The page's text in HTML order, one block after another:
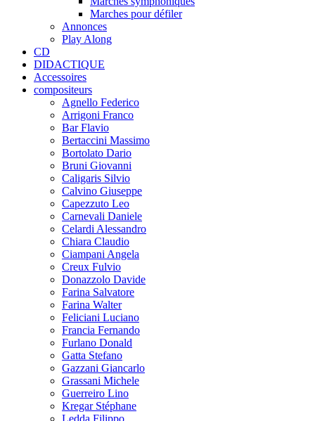
Marches pour défiler
Annonces
Play Along
CD
DIDACTIQUE
Accessoires
compositeurs
Agnello Federico
Arrigoni Franco
Bar Flavio
Bertaccini Massimo
Bortolato Dario
Bruni Giovanni
Caligaris Silvio
Calvino Giuseppe
Capezzuto Leo
Carnevali Daniele
Celardi Alessandro
Chiara Claudio
Ciampani Angela
Creux Fulvio
Donazzolo Davide
Farina Salvatore
Farina Walter
Feliciani Luciano
Francia Fernando
Furlano Donald
Gatta Stefano
Gazzani Giancarlo
Grassani Michele
Guerreiro Lino
Kregar Stéphane
Ledda Filippo